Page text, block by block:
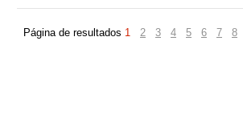
Página de resultados 1 2 3 4 5 6 7 8